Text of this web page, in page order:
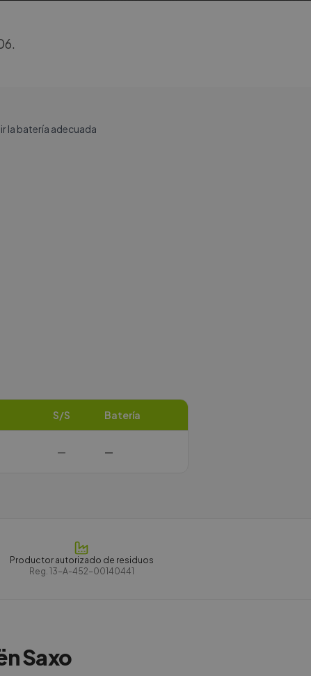
la batería adecuada
S/S Batería
— —
Productor autorizado de residuos
Reg. 13-A-452-00140441
Saxo